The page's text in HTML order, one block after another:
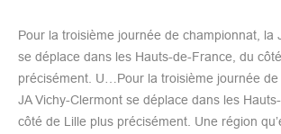
Pour la troisième journée de championnat, la
se déplace dans les Hauts-de-France, du
précisément. U…Pour la troisième journée de
JA Vichy-Clermont se déplace dans les
côté de Lille plus précisément. Une région